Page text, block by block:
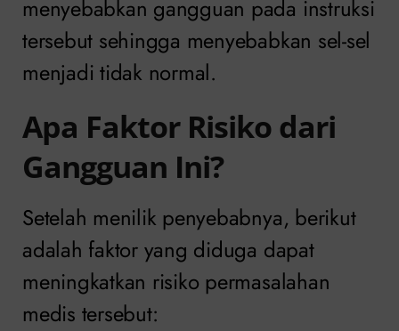
menyebabkan gangguan pada instruksi
tersebut sehingga menyebabkan sel-sel
menjadi tidak normal.
Apa Faktor Risiko dari
Gangguan Ini?
Setelah menilik penyebabnya, berikut
adalah faktor yang diduga dapat
meningkatkan risiko permasalahan
medis tersebut: